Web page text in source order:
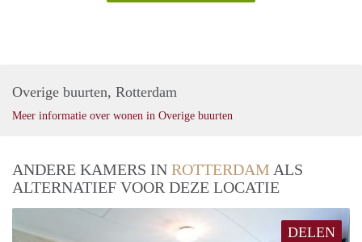
Overige buurten, Rotterdam
Meer informatie over wonen in Overige buurten
ANDERE KAMERS IN ROTTERDAM ALS
ALTERNATIEF VOOR DEZE LOCATIE
DELEN